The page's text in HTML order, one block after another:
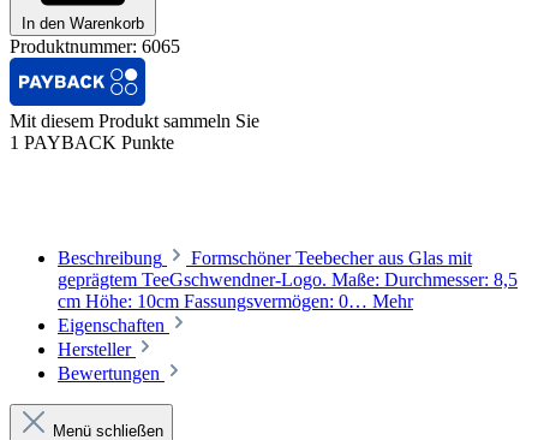
In den Warenkorb
Produktnummer: 6065
Mit diesem Produkt sammeln Sie
1 PAYBACK Punkte
Beschreibung
Formschöner Teebecher aus Glas mit
geprägtem TeeGschwendner-Logo. Maße: Durchmesser: 8,5
cm Höhe: 10cm Fassungsvermögen: 0… Mehr
Eigenschaften
Hersteller
Bewertungen
Menü schließen